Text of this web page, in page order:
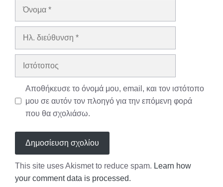
Όνομα
Ηλ.
Ιστότοπος
Αποθήκευσε το όνομά μου, email, και τον ιστότοπο
μου σε αυτόν τον πλοηγό για την επόμενη φορά
που θα σχολιάσω.
This site uses Akismet to reduce spam. Learn how
your comment data is processed.